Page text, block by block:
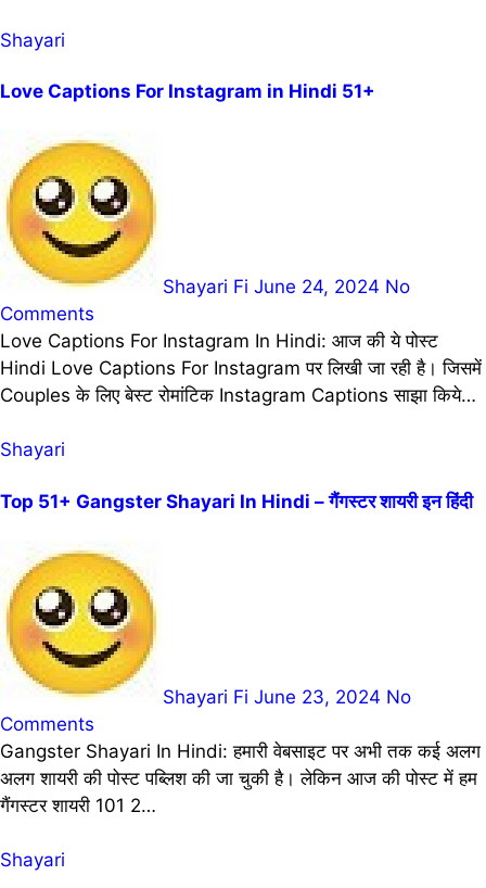
Shayari
Love Captions For Instagram in Hindi 51+
Shayari Fi June 24, 2024 No
Comments
Love Captions For Instagram In Hindi: आज की ये पोस्ट
Hindi Love Captions For Instagram पर लिखी जा रही है। जिसमें
Couples के लिए बेस्ट रोमांटिक Instagram Captions साझा किये…
Shayari
Top 51+ Gangster Shayari In Hindi – गैंगस्टर शायरी इन हिंदी
Shayari Fi June 23, 2024 No
Comments
Gangster Shayari In Hindi: हमारी वेबसाइट पर अभी तक कई अलग
अलग शायरी की पोस्ट पब्लिश की जा चुकी है। लेकिन आज की पोस्ट में हम
गैंगस्टर शायरी 101 2…
Shayari